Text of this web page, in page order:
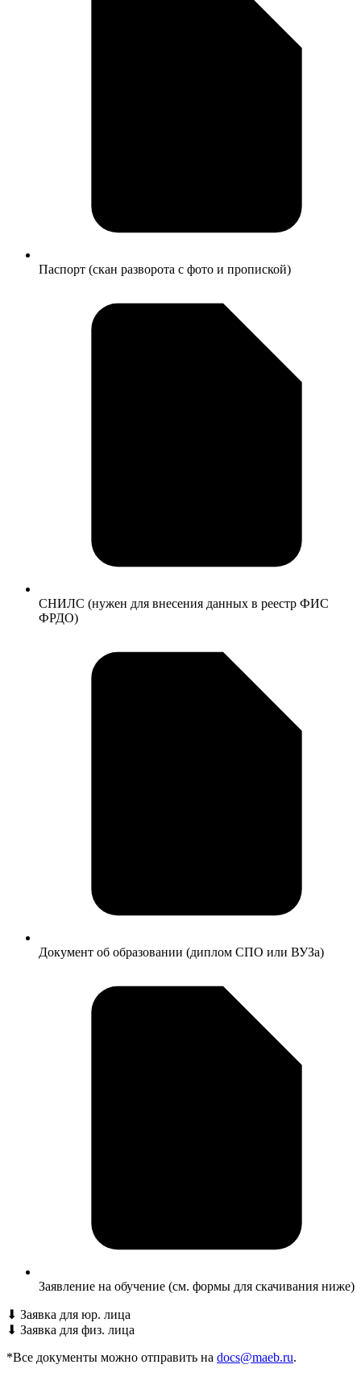
Паспорт (скан разворота с фото и пропиской)
СНИЛС (нужен для внесения данных в реестр ФИС
ФРДО)
Документ об образовании (диплом СПО или ВУЗа)
Заявление на обучение (см. формы для скачивания ниже)
⬇ Заявка для юр. лица
⬇ Заявка для физ. лица
*Все документы можно отправить на docs@maeb.ru.